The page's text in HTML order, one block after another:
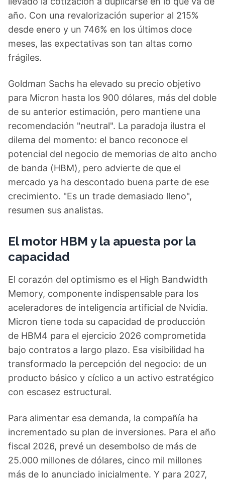
año. Con una revalorización superior al 215%
desde enero y un 746% en los últimos doce
meses, las expectativas son tan altas como
frágiles.
Goldman Sachs ha elevado su precio objetivo
para Micron hasta los 900 dólares, más del doble
de su anterior estimación, pero mantiene una
recomendación "neutral". La paradoja ilustra el
dilema del momento: el banco reconoce el
potencial del negocio de memorias de alto ancho
de banda (HBM), pero advierte de que el
mercado ya ha descontado buena parte de ese
crecimiento. "Es un trade demasiado lleno",
resumen sus analistas.
El motor HBM y la apuesta por la
capacidad
El corazón del optimismo es el High Bandwidth
Memory, componente indispensable para los
aceleradores de inteligencia artificial de Nvidia.
Micron tiene toda su capacidad de producción
de HBM4 para el ejercicio 2026 comprometida
bajo contratos a largo plazo. Esa visibilidad ha
transformado la percepción del negocio: de un
producto básico y cíclico a un activo estratégico
con escasez estructural.
Para alimentar esa demanda, la compañía ha
incrementado su plan de inversiones. Para el año
fiscal 2026, prevé un desembolso de más de
25.000 millones de dólares, cinco mil millones
más de lo anunciado inicialmente. Y para 2027,